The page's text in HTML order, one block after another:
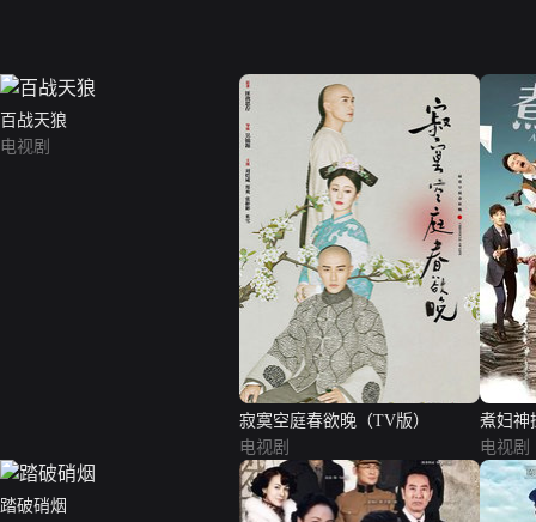
百战天狼
电视剧
寂寞空庭春欲晚（TV版）
电视剧
煮妇神
电视剧
踏破硝烟